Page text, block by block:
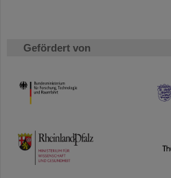
Gefördert von
HMWK
TMWWDG